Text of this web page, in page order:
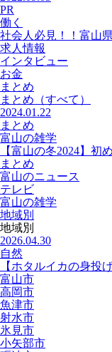
PR
働く
社会人必見！！富山
求人情報
インタビュー
お金
まとめ
まとめ （すべて）
2024.01.22
まとめ
富山の雑学
【富山の冬2024】初
まとめ
富山のニュース
テレビ
富山の雑学
地域別
地域別
2026.04.30
自然
【ホタルイカの身投
富山市
高岡市
魚津市
射水市
氷見市
小矢部市